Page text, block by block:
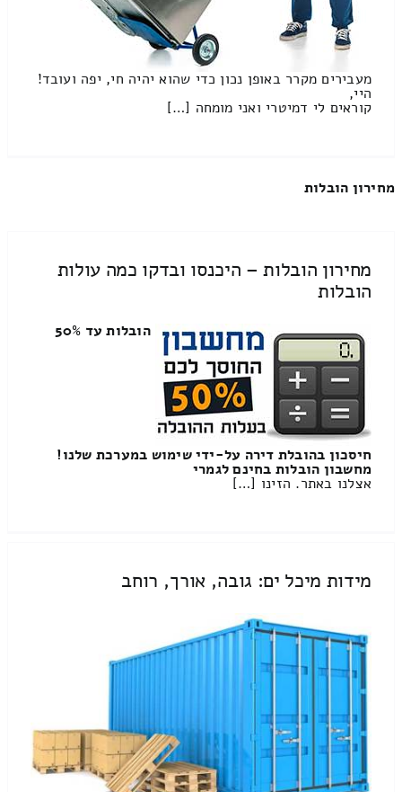
מעבירים מקרר באופן נכון כדי שהוא יהיה חי, יפה ועובד!
היי,
קוראים לי דמיטרי ואני מומחה […]
מחירון הובלות
מחירון הובלות – היכנסו ובדקו כמה עולות
הובלות
הובלות עד 50%
חיסכון בהובלת דירה על-ידי שימוש במערכת שלנו!
מחשבון הובלות בחינם לגמרי
אצלנו באתר. הזינו […]
מידות מיכל ים: גובה, אורך, רוחב